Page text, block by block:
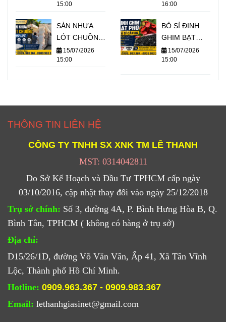
TRẠI GÀ
15:00
NHỎ GIÁ BỎ
16:00
SÀN NHỰA
LÓT CHUỒNG
CHỊU LỰC
TỐT GIÁ
15/07/2026
15:00
BỎ SỈ ĐINH
GHIM BẠT
PHỦ CỎ THEO
KÍ
15/07/2026
15:00
THÔNG TIN LIÊN HỆ
CÔNG TY TNHH SX XNK TM LÊ THANH
MST: 0314042811
Do Sở Kế Hoạch và Đầu Tư TPHCM cấp ngày
03/10/2016, cập nhật thay đổi vào ngày 25/12/2018
Trụ sở chính: Số 3, đường 4A, P. Bình Hưng Hòa B, Q.
Bình Tân, TPHCM ( không có hàng ở trụ sở)
Địa chỉ:
D15/26/1D, đường Võ Văn Vân, Ấp 41, Xã Tân Vĩnh
Lộc, Thành phố Hồ Chí Minh.
Hotline: 0909.963.367 - 0909.983.367
Email: lethanhgiasinet@gmail.com